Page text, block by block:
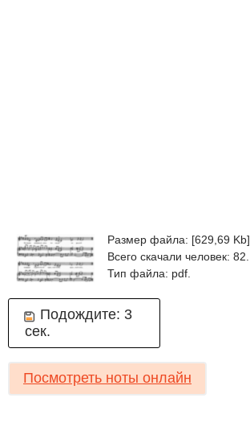
Размер файла: [629,69 Kb].
Всего скачали человек: 82.
Тип файла: pdf.
Подождите: 2
сек.
Посмотреть ноты онлайн